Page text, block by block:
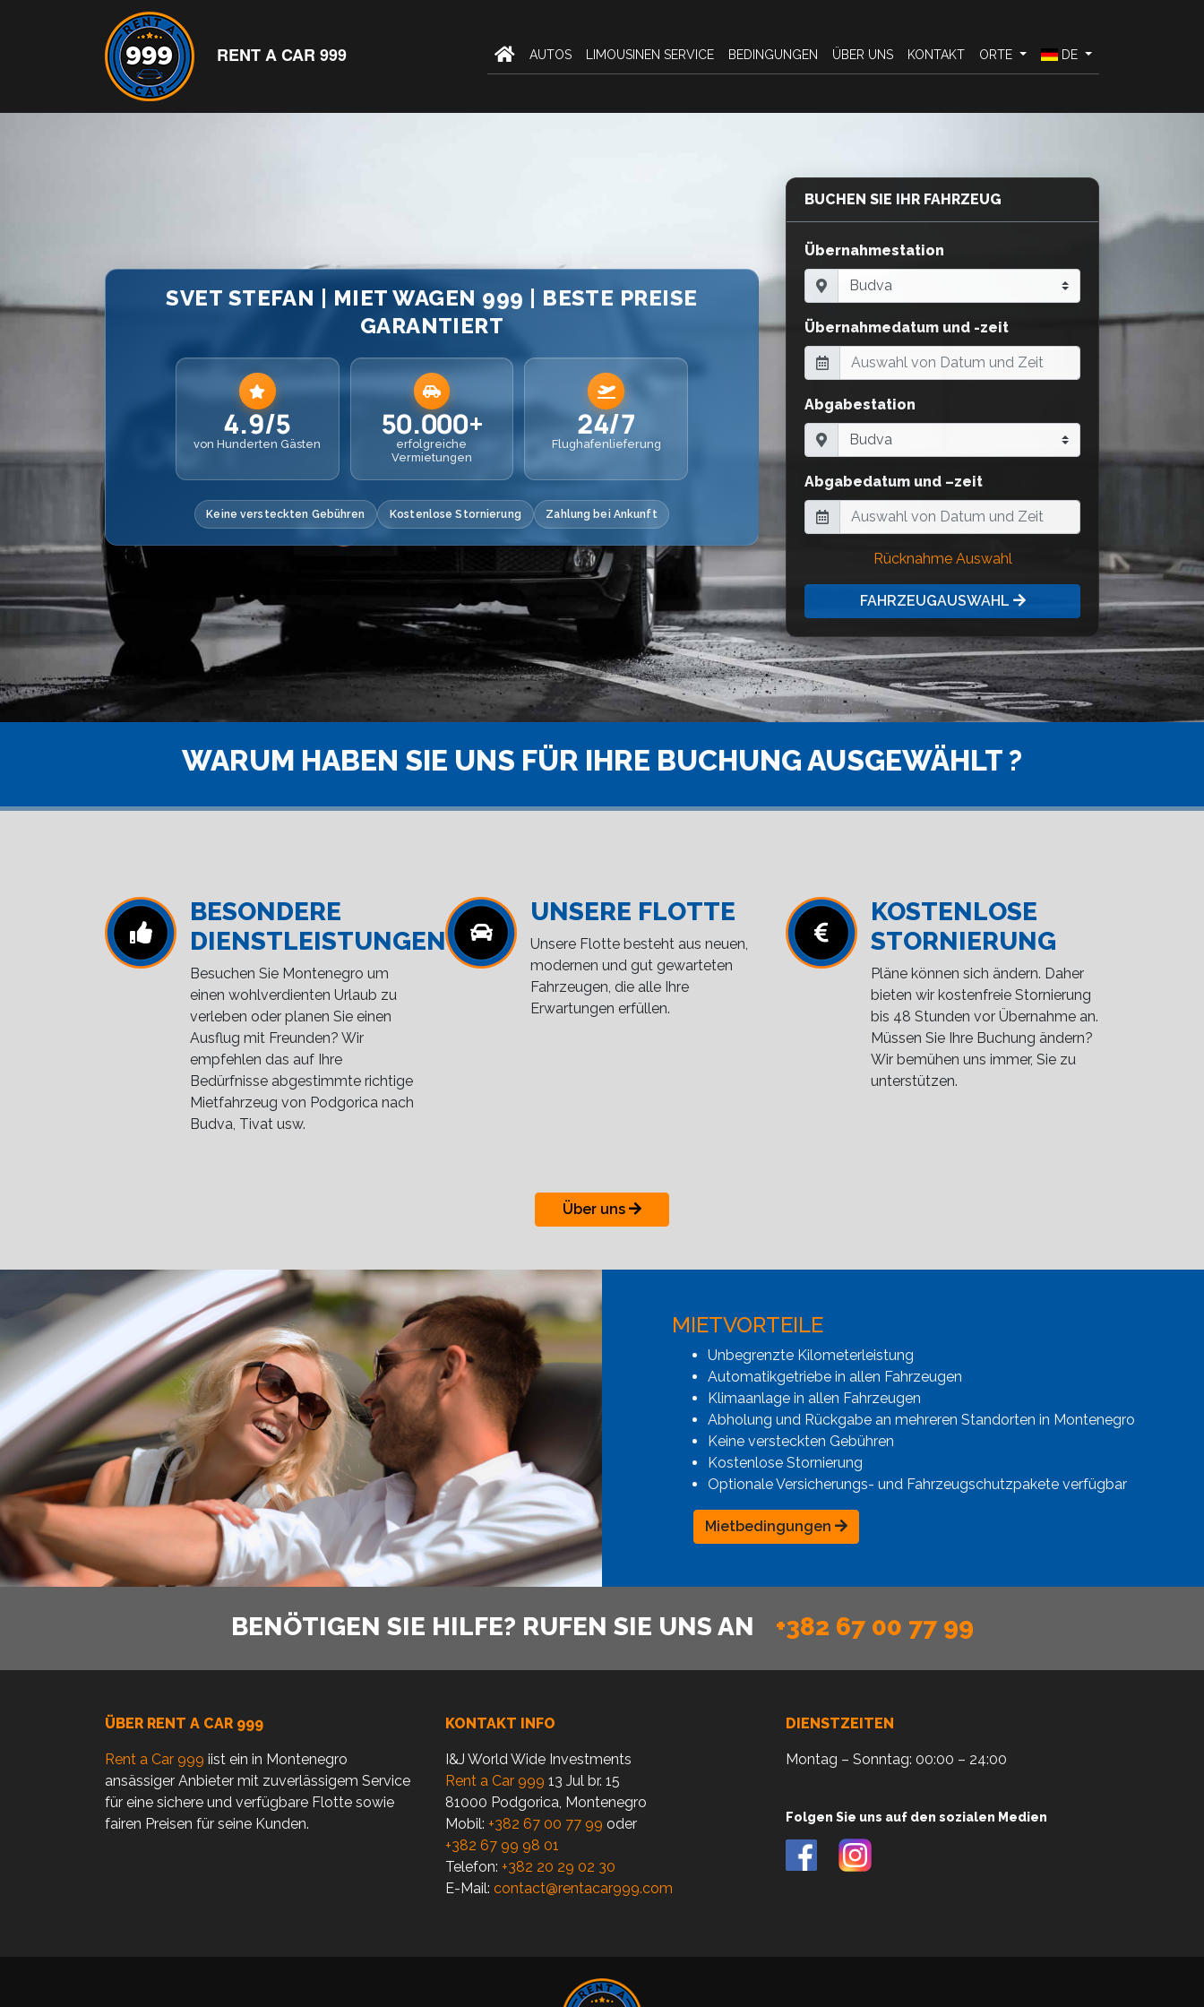
RENT A CAR 999 AUTOS LIMOUSINEN SERVICE BEDINGUNGEN ÜBER UNS KONTAKT ORTE DE
SVET STEFAN | MIET WAGEN 999 | BESTE PREISE
GARANTIERT
4.9/5
von Hunderten Gästen
50.000+
erfolgreiche
Vermietungen
24/7
Flughafenlieferung
Keine versteckten Gebühren Kostenlose Stornierung Zahlung bei Ankunft
BUCHEN SIE IHR FAHRZEUG
Übernahmestation
Übernahmedatum und -zeit
Abgabestation
Abgabedatum und –zeit
Rücknahme Auswahl
FAHRZEUGAUSWAHL
WARUM HABEN SIE UNS FÜR IHRE BUCHUNG AUSGEWÄHLT ?
BESONDERE
DIENSTLEISTUNGEN
Besuchen Sie Montenegro um
einen wohlverdienten Urlaub zu
verleben oder planen Sie einen
Ausflug mit Freunden? Wir
empfehlen das auf Ihre
Bedürfnisse abgestimmte richtige
Mietfahrzeug von Podgorica nach
Budva, Tivat usw.
UNSERE FLOTTE
Unsere Flotte besteht aus neuen,
modernen und gut gewarteten
Fahrzeugen, die alle Ihre
Erwartungen erfüllen.
KOSTENLOSE
STORNIERUNG
Pläne können sich ändern. Daher
bieten wir kostenfreie Stornierung
bis 48 Stunden vor Übernahme an.
Müssen Sie Ihre Buchung ändern?
Wir bemühen uns immer, Sie zu
unterstützen.
Über uns
MIETVORTEILE
Unbegrenzte Kilometerleistung
Automatikgetriebe in allen Fahrzeugen
Klimaanlage in allen Fahrzeugen
Abholung und Rückgabe an mehreren Standorten in Montenegro
Keine versteckten Gebühren
Kostenlose Stornierung
Optionale Versicherungs- und Fahrzeugschutzpakete verfügbar
Mietbedingungen
BENÖTIGEN SIE HILFE? RUFEN SIE UNS AN +382 67 00 77 99
ÜBER RENT A CAR 999
Rent a Car 999 iist ein in Montenegro
ansässiger Anbieter mit zuverlässigem Service
für eine sichere und verfügbare Flotte sowie
fairen Preisen für seine Kunden.
KONTAKT INFO
I&J World Wide Investments
Rent a Car 999 13 Jul br. 15
81000 Podgorica, Montenegro
Mobil: +382 67 00 77 99 oder
+382 67 99 98 01
Telefon: +382 20 29 02 30
E-Mail: contact@rentacar999.com
DIENSTZEITEN
Montag – Sonntag: 00:00 – 24:00
Folgen Sie uns auf den sozialen Medien